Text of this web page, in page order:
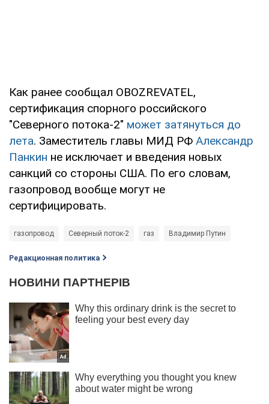
Как ранее сообщал OBOZREVATEL,
сертификация спорного российского
"Северного потока-2" может затянуться до
лета. Заместитель главы МИД РФ Александр
Панкин не исключает и введения новых
санкций со стороны США. По его словам,
газопровод вообще могут не
сертифицировать.
газопровод Северный поток-2 газ Владимир Путин
Редакционная политика